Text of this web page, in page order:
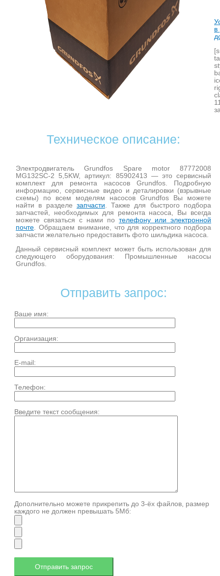
в
Техническое описание:
Электродвигатель Grundfos Spare motor 87772008
MG132SC-2 5,5KW, артикул: 85902413 — это сервисный
комплект для ремонта насосов Grundfos. Подробную
информацию, сервисные видео и деталировки (взрывные
схемы) по всем моделям насосов Grundfos Вы можете
найти в разделе запчасти. Также для быстрого подбора
запчастей, необходимых для ремонта насоса, Вы всегда
можете связаться с нами потелефону или электронной
почте. Обращаем внимание, что для корректного подбора
запчасти желательно предоставить фото шильдика насоса.
Данный сервисный комплект может быть использован для
следующего оборудования: Промышленные насосы
Grundfos.
Отправить запрос:
Ваше имя:
Организация:
E-mail:
Телефон:
Введите текст сообщения:
Дополнительно можете прикрепить до 3-ёх файлов, размер
каждого не должен превышать 5Мб: